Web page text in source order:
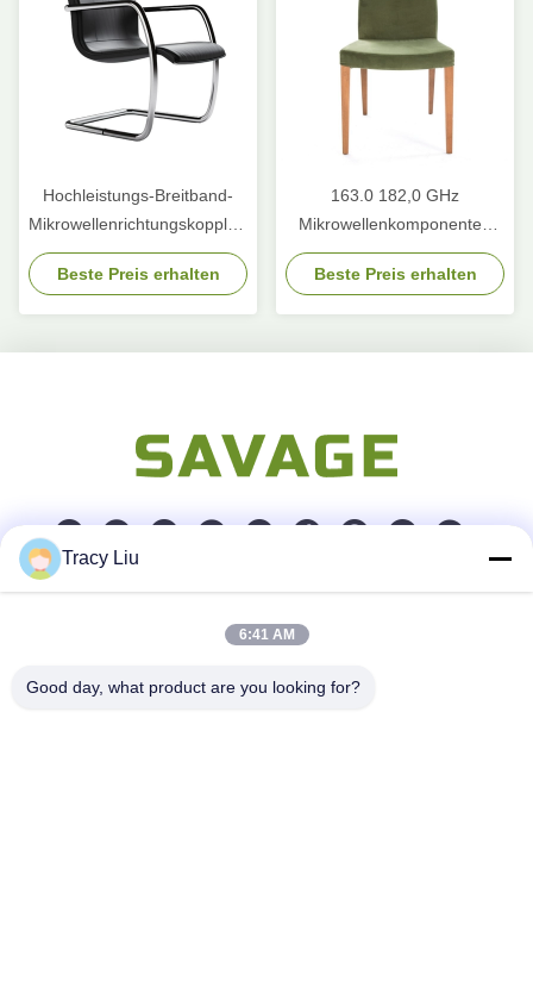
Hochleistungs-Breitband-
Mikrowellenrichtungskopplung
Wellenführer
280x187x40mm
Beste Preis erhalten
163.0 182,0 GHz
Mikrowellenkomponenten
10m 30dB
Mikrowellenstromspalter
Beste Preis erhalten
Blockieren Sie A, YouYi-Industriegebiet, Xiamao-Dorf,
Tracy Liu
6:41 AM
Good day, what product are you looking for?